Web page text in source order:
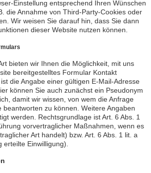
Einstellung entsprechend Ihren Wünschen
die Annahme von Third-Party-Cookies oder
Wir weisen Sie darauf hin, dass Sie dann
dieser Website nutzen können.
bieten wir Ihnen die Möglichkeit, mit uns
bereitgestelltes Formular Kontakt
die Angabe einer gültigen E-Mail-Adresse
können Sie auch zunächst ein Pseudonym
damit wir wissen, von wem die Anfrage
beantworten zu können. Weitere Angaben
werden. Rechtsgrundlage ist Art. 6 Abs. 1
vorvertraglicher Maßnahmen, wenn es
Art handelt) bzw. Art. 6 Abs. 1 lit. a
erteilte Einwilligung).